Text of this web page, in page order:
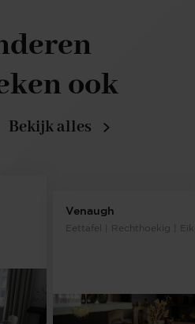
Venaugh
Eettafel | Rechthoekig |
ook
Bekijk alles